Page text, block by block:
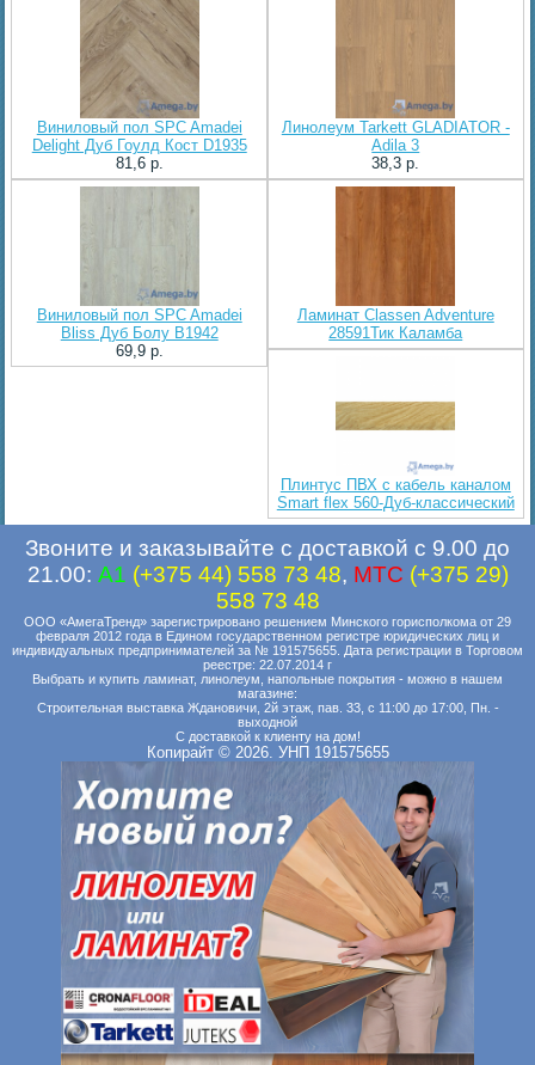
Виниловый пол SPC Amadei
Delight Дуб Гоулд Кост D1935
81,6 p.
Линолеум Tarkett GLADIATOR -
Adila 3
38,3 p.
Виниловый пол SPC Amadei
Bliss Дуб Болу B1942
69,9 p.
Ламинат Classen Adventure
28591Тик Каламба
Плинтус ПВХ с кабель каналом
Smart flex 560-Дуб-классический
Звоните и заказывайте с доставкой с 9.00 до
21.00: A1 (+375 44) 558 73 48, MTC (+375 29)
558 73 48
ООО «АмегаТренд» зарегистрировано решением Минского горисполкома от 29
февраля 2012 года в Едином государственном регистре юридических лиц и
индивидуальных предпринимателей за № 191575655. Дата регистрации в Торговом
реестре: 22.07.2014 г
Выбрать и купить ламинат, линолеум, напольные покрытия - можно в нашем
магазине:
Строительная выставка Ждановичи, 2й этаж, пав. 33, с 11:00 до 17:00, Пн. -
выходной
С доставкой к клиенту на дом!
Копирайт © 2026. УНП 191575655